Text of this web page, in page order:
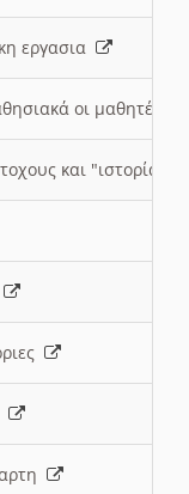
εργασια
οι μαθητές/
και "ιστορία"